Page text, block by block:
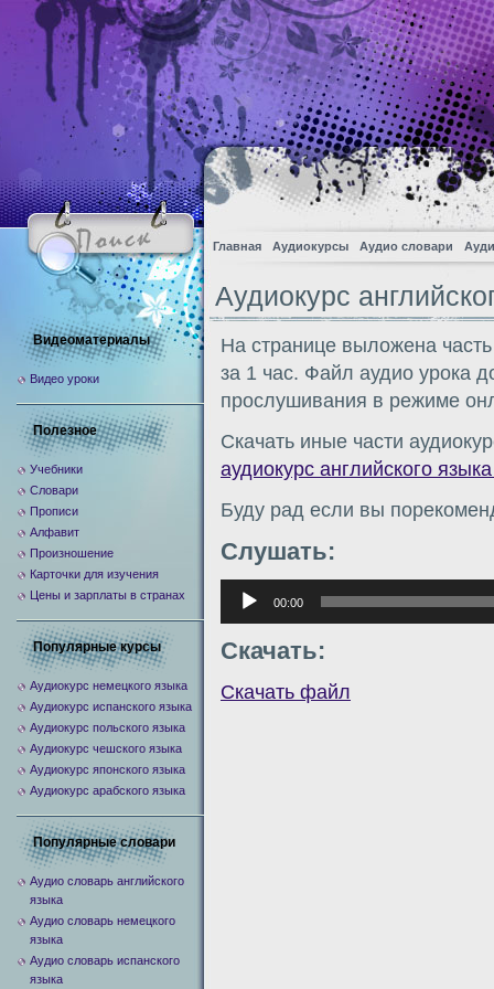
Главная Аудиокурсы Аудио словари
Аудиокурс
На странице выложена
за 1 час. Файл аудио урока
прослушивания в режиме
Скачать иные части
аудиокурс английского
Буду рад если вы
Слушать:
Аудиоплеер
00:00
Скачать:
Скачать файл
Видеоматериалы
Видео уроки
Полезное
Учебники
Словари
Прописи
Алфавит
Произношение
Карточки для изучения
Цены и зарплаты в странах
Популярные курсы
Аудиокурс немецкого языка
Аудиокурс испанского языка
Аудиокурс польского языка
Аудиокурс чешского языка
Аудиокурс японского языка
Аудиокурс арабского языка
Популярные словари
Аудио словарь английского
языка
Аудио словарь немецкого
языка
Аудио словарь испанского
языка